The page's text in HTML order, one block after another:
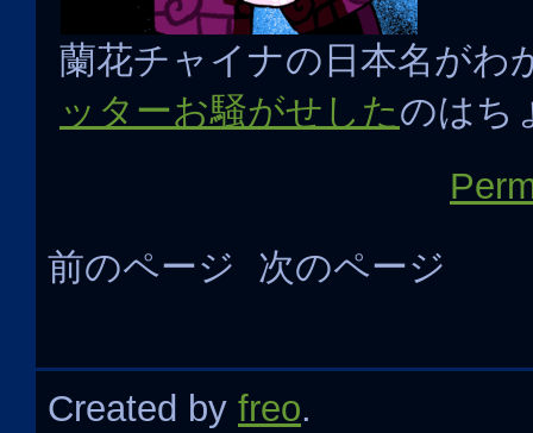
蘭花チャイナの日本名がわ
ッターお騒がせしたのはち
前のページ
次のページ
Created by freo.